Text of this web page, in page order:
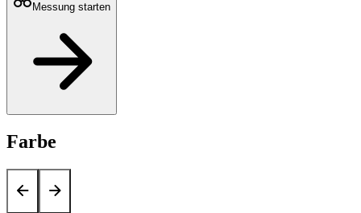
Messung starten
Farbe